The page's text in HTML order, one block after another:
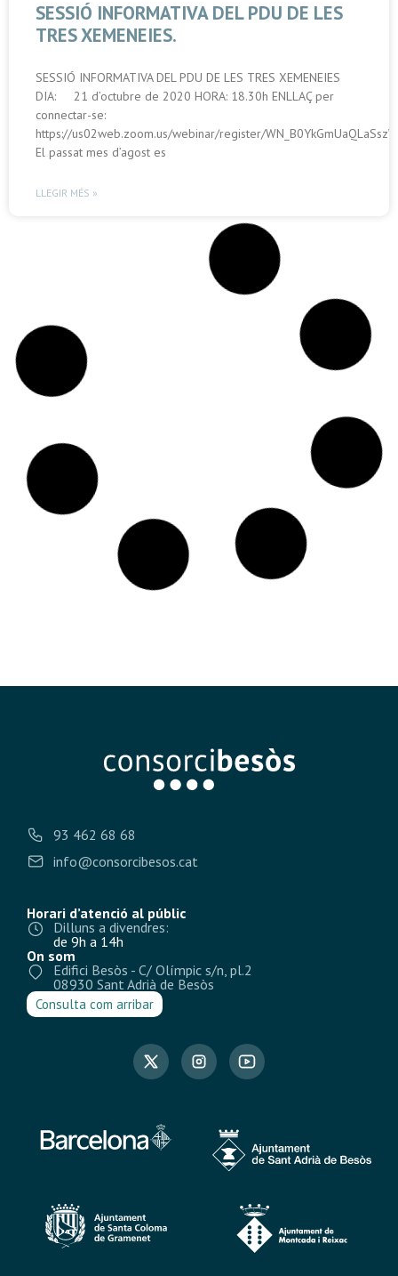
SESSIÓ INFORMATIVA DEL PDU DE LES
TRES XEMENEIES.
SESSIÓ INFORMATIVA DEL PDU DE LES TRES XEMENEIES
DIA: 21 d’octubre de 2020 HORA: 18.30h ENLLAÇ per
connectar-se:
https://us02web.zoom.us/webinar/register/
El passat mes d’agost es
LLEGIR MÉS »
Generalitat i ajuntaments recullen les
aportacions rebudes durant el procés
participatiu del PDU de les Tres
Xemeneies
Dilluns, 21 de generde 2019 El Consorci del Besòs, el
Comença el procés de participació
ciutadana sobre el planejament del
sector de les Tres Xemeneies
Divendres, 21 de setembre de 2018 El proper dijous 27 de
setembre es donarà el tret de sortida al procés de
LLEGIR MÉS »